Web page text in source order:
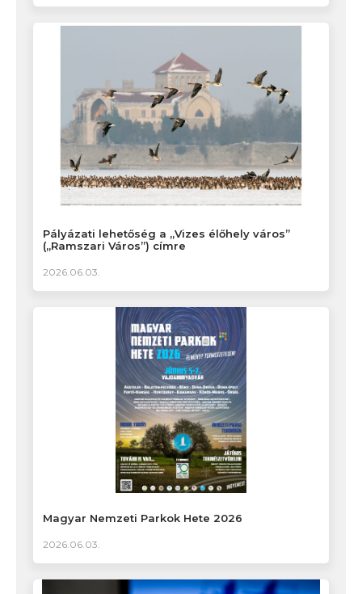
Pályázati lehetőség a „Vizes élőhely város”
(„Ramszari Város”) címre
2026.06.03.
Magyar Nemzeti Parkok Hete 2026
2026.06.03.